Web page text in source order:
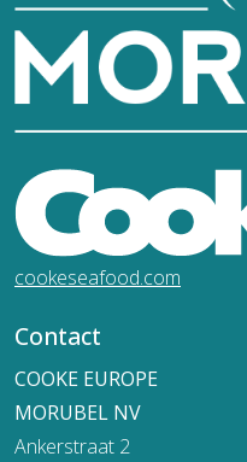
cookeseafood.com
Contact
COOKE EUROPE
MORUBEL NV
Ankerstraat 2